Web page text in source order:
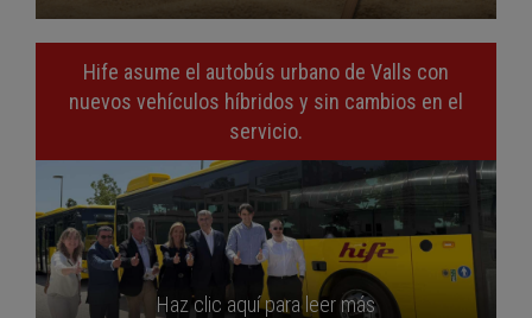
Hife asume el autobús urbano de Valls con
nuevos vehículos híbridos y sin cambios en el
servicio.
Haz clic aquí para leer más